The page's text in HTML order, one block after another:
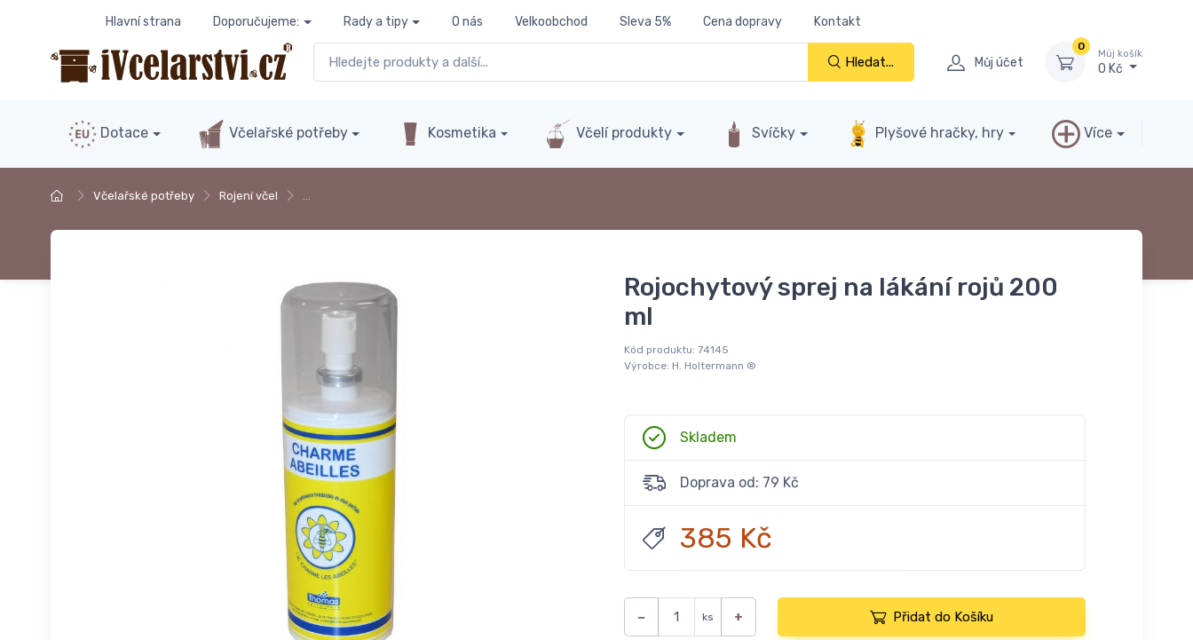
Hlavní strana Doporučujeme: Rady a tipy O nás Velkoobchod Sleva 5% Cena dopravy Kontakt
Hledat... Můj účet
0
Můj košík
0 Kč
Dotace Včelařské potřeby Kosmetika Včelí produkty Svíčky Plyšové hračky, hry Více
Včelařské potřeby Rojení včel …
Rojochytový sprej na lákání rojů 200
ml
Kód produktu: 74145
Výrobce: H. Holtermann ®
Skladem
Doprava od: 79 Kč
385 Kč
− ks + Přidat do Košíku